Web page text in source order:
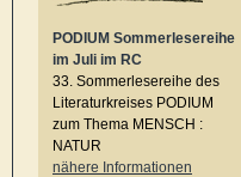
PODIUM Sommerlesereihe
im Juli im RC
33. Sommerlesereihe des
Literaturkreises PODIUM
zum Thema MENSCH :
NATUR
nähere Informationen